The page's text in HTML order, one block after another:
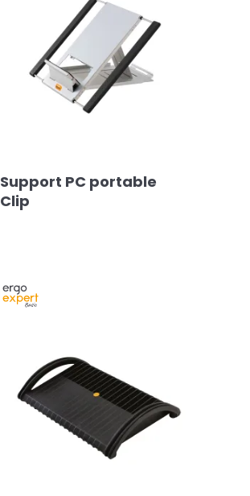
Support PC portable
Clip